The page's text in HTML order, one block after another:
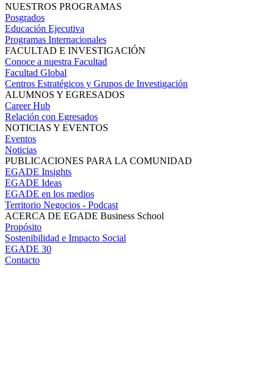
NUESTROS PROGRAMAS
Posgrados
Educación Ejecutiva
Programas Internacionales
FACULTAD E INVESTIGACIÓN
Conoce a nuestra Facultad
Facultad Global
Centros Estratégicos y Grupos de Investigación
ALUMNOS Y EGRESADOS
Career Hub
Relación con Egresados
NOTICIAS Y EVENTOS
Eventos
Noticias
PUBLICACIONES PARA LA COMUNIDAD
EGADE Insights
EGADE Ideas
EGADE en los medios
Territorio Negocios - Podcast
ACERCA DE EGADE Business School
Propósito
Sostenibilidad e Impacto Social
EGADE 30
Contacto